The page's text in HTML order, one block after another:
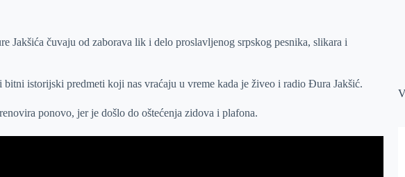
Jakšića čuvaju od zaborava lik i delo proslavljenog srpskog pesnika, slikara i
bitni istorijski predmeti koji nas vraćaju u vreme kada je živeo i radio Đura Jakšić.
ponovo, jer je došlo do oštećenja zidova i plafona.